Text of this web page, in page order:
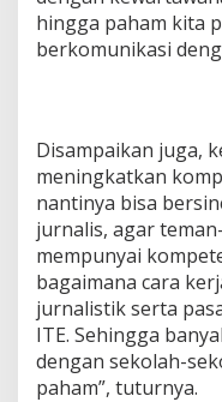
hingga paham kita
berkomunikasi
Disampaikan juga,
meningkatkan
nantinya bisa
jurnalis, agar
mempunyai
bagaimana cara
jurnalistik serta
ITE. Sehingga
dengan sekolah-
paham”, tuturnya.